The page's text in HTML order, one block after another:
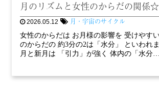
月のリズムと女性のからだの関係☆
2026.05.12 月・宇宙のサイクル
女性のからだは お月様の影響を 受けやす
のからだの 約3分の2は「水分」 といわれ
月と新月は 「引力」が強く 体内の「水分